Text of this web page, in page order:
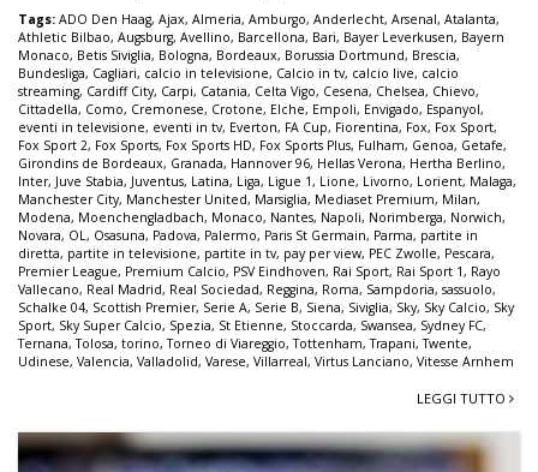
Tags: ADO Den Haag, Ajax, Almeria, Amburgo, Anderlecht, Arsenal, Atalanta,
Athletic Bilbao, Augsburg, Avellino, Barcellona, Bari, Bayer Leverkusen, Bayern
Monaco, Betis Siviglia, Bologna, Bordeaux, Borussia Dortmund, Brescia,
Bundesliga, Cagliari, calcio in televisione, Calcio in tv, calcio live, calcio
streaming, Cardiff City, Carpi, Catania, Celta Vigo, Cesena, Chelsea, Chievo,
Cittadella, Como, Cremonese, Crotone, Elche, Empoli, Envigado, Espanyol,
eventi in televisione, eventi in tv, Everton, FA Cup, Fiorentina, Fox, Fox Sport,
Fox Sport 2, Fox Sports, Fox Sports HD, Fox Sports Plus, Fulham, Genoa, Getafe,
Girondins de Bordeaux, Granada, Hannover 96, Hellas Verona, Hertha Berlino,
Inter, Juve Stabia, Juventus, Latina, Liga, Ligue 1, Lione, Livorno, Lorient, Malaga,
Manchester City, Manchester United, Marsiglia, Mediaset Premium, Milan,
Modena, Moenchengladbach, Monaco, Nantes, Napoli, Norimberga, Norwich,
Novara, OL, Osasuna, Padova, Palermo, Paris St Germain, Parma, partite in
diretta, partite in televisione, partite in tv, pay per view, PEC Zwolle, Pescara,
Premier League, Premium Calcio, PSV Eindhoven, Rai Sport, Rai Sport 1, Rayo
Vallecano, Real Madrid, Real Sociedad, Reggina, Roma, Sampdoria, sassuolo,
Schalke 04, Scottish Premier, Serie A, Serie B, Siena, Siviglia, Sky, Sky Calcio, Sky
Sport, Sky Super Calcio, Spezia, St Etienne, Stoccarda, Swansea, Sydney FC,
Ternana,Tolosa, torino,Torneo di Viareggio,Tottenham,Trapani,Twente,
Udinese, Valencia, Valladolid, Varese, Villarreal, Virtus Lanciano, Vitesse Arnhem
LEGGI TUTTO